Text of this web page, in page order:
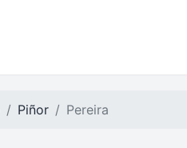
Piñor Pereira